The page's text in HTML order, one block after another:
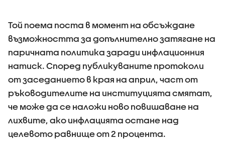
Той поема поста в момент на обсъждане
възможността за допълнително затягане на
паричната политика заради инфлационния
натиск. Според публикуваните протоколи
от заседанието в края на април, част от
ръководителите на институцията смятат,
че може да се наложи ново повишаване на
лихвите, ако инфлацията остане над
целевото равнище от 2 процента.